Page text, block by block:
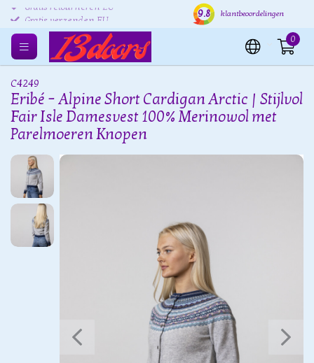
Gratis retourneren EU Verzending binnen 24 uur
9.8 klantbeoordelingen
0
C4249
Eribé – Alpine Short Cardigan Arctic | Stijlvol
Fair Isle Damesvest 100% Merinowol met
Parelmoeren Knopen